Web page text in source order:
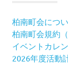
柏南町会につ
柏南町会規約
イベントカレ
2026年度活動